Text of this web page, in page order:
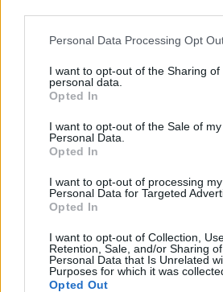
Personal Data Processing Opt
I want to opt-out of the Sharing of
personal data.
Opted In
I want to opt-out of the Sale of my
Personal Data.
Opted In
I want to opt-out of processing my
Personal Data for Targeted
Opted In
I want to opt-out of Collection,
Retention, Sale, and/or Sharing
Personal Data that Is Unrelated
Purposes for which it was
Opted Out
Peugeot radicaliza design
gato em vez de garras de